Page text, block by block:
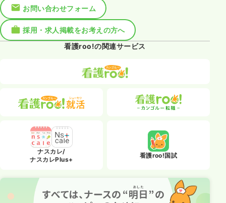
お問い合わせフォーム
採用・求人掲載をお考えの方へ
看護roo!の関連サービス
ナスカレ/
ナスカレPlus+
看護roo!国試